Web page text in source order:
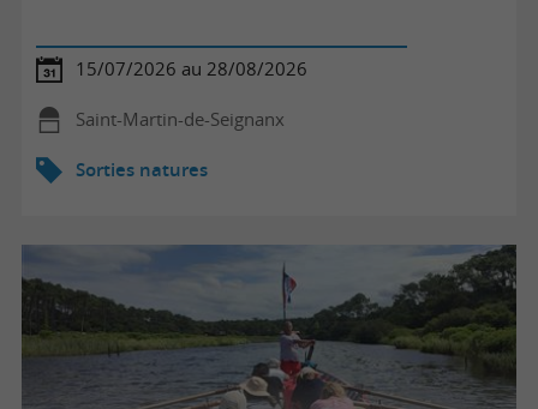
15/07/2026 au 28/08/2026
Saint-Martin-de-Seignanx
Sorties natures